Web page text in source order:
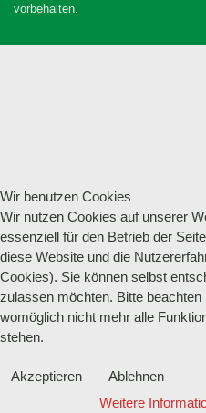
vorbehalten.
Wir benutzen Cookies
Wir nutzen Cookies auf unserer
essenziell für den Betrieb der
diese Website und die
Cookies). Sie können selbst
zulassen möchten. Bitte
womöglich nicht mehr alle
stehen.
Akzeptieren
Ablehnen
Weitere